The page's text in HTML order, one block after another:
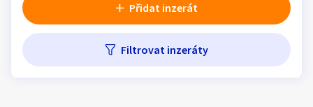
Přidat inzerát
Filtrovat inzeráty
Stáří inzerátuSouhlasím s personalizací nabídek, zasíláním
marketingových materiálů a upozornění.